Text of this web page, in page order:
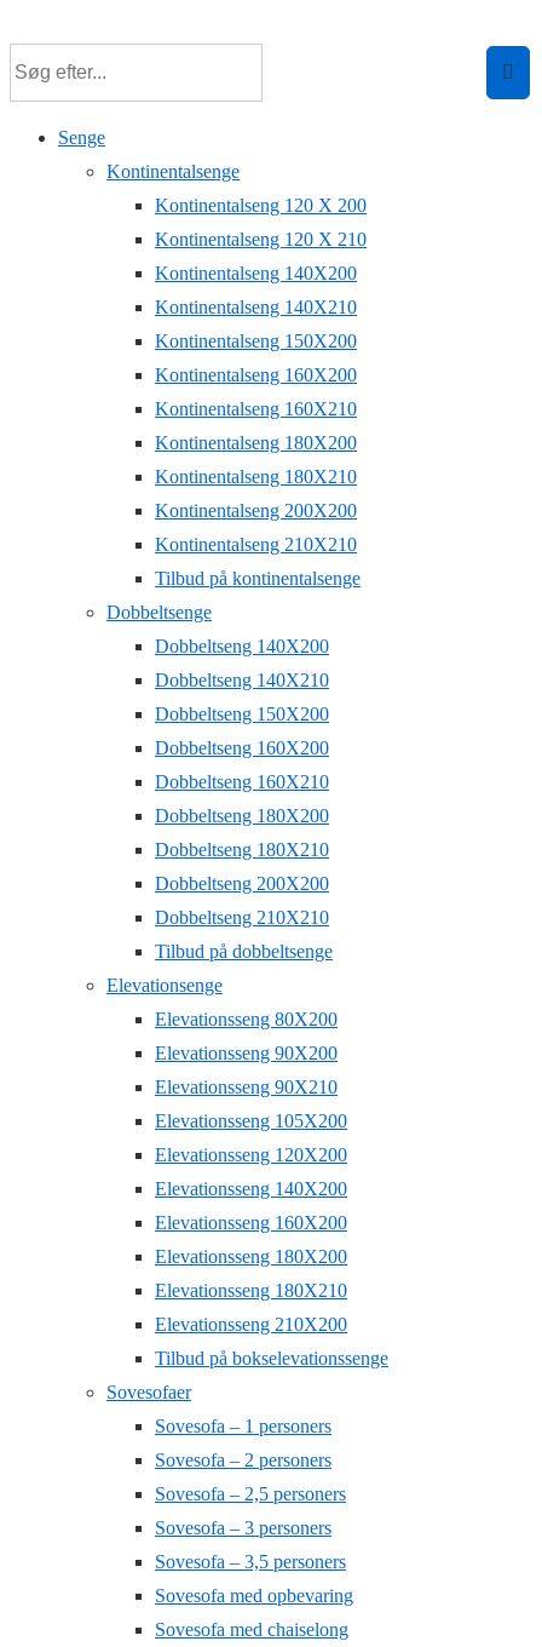
hovedindhold
Senge
Kontinentalsenge
Kontinentalseng 120 X 200
Kontinentalseng 120 X 210
Kontinentalseng 140X200
Kontinentalseng 140X210
Kontinentalseng 150X200
Kontinentalseng 160X200
Kontinentalseng 160X210
Kontinentalseng 180X200
Kontinentalseng 180X210
Kontinentalseng 200X200
Kontinentalseng 210X210
Tilbud på kontinentalsenge
Dobbeltsenge
Dobbeltseng 140X200
Dobbeltseng 140X210
Dobbeltseng 150X200
Dobbeltseng 160X200
Dobbeltseng 160X210
Dobbeltseng 180X200
Dobbeltseng 180X210
Dobbeltseng 200X200
Dobbeltseng 210X210
Tilbud på dobbeltsenge
Elevationsenge
Elevationsseng 80X200
Elevationsseng 90X200
Elevationsseng 90X210
Elevationsseng 105X200
Elevationsseng 120X200
Elevationsseng 140X200
Elevationsseng 160X200
Elevationsseng 180X200
Elevationsseng 180X210
Elevationsseng 210X200
Tilbud på bokselevationssenge
Sovesofaer
Sovesofa – 1 personers
Sovesofa – 2 personers
Sovesofa – 2,5 personers
Sovesofa – 3 personers
Sovesofa – 3,5 personers
Sovesofa med opbevaring
Sovesofa med chaiselong